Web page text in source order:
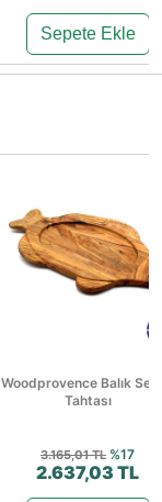
Sepete Ekle
Woodprovence Balık
Tahtası
3.165,01 TL %17
2.637,03 TL